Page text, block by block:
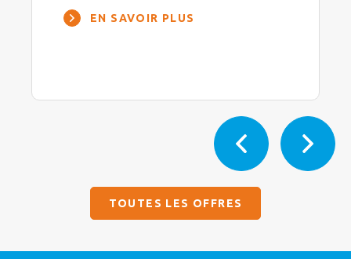
EN SAVOIR PLUS
TOUTES LES OFFRES